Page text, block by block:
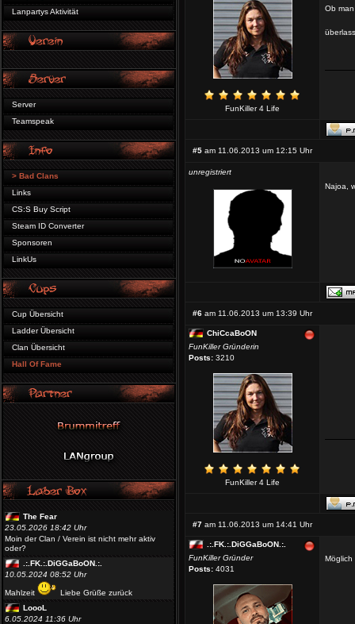
Lanpartys Aktivität
Server
Teamspeak
> Bad Clans
Links
CS:S Buy Script
Steam ID Converter
Sponsoren
LinkUs
Cup Übersicht
Ladder Übersicht
Clan Übersicht
Hall Of Fame
The Fear
23.05.2026 18:42 Uhr
Moin der Clan / Verein ist nicht mehr aktiv
oder?
.:.FK.:.DiGGaBoON.:.
10.05.2024 08:52 Uhr
Mahlzeit
Liebe Grüße zurück
LoooL
6.05.2024 11:36 Uhr
FunKiller 4 Life
Ob
#5 am 11.06.2013 um 12:15 Uhr
unregistriert
Najoa,
#6 am 11.06.2013 um 13:39 Uhr
ChiCcaBoON
FunKiller Gründerin
Posts: 3210
FunKiller 4 Life
#7 am 11.06.2013 um 14:41 Uhr
.:.FK.:.DiGGaBoON.:.
FunKiller Gründer
Posts: 4031
Möglich